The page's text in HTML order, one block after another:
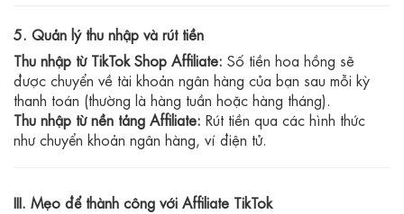
5. Quản lý thu nhập và rút tiền
Thu nhập từ TikTok Shop Affiliate: Số tiền hoa hồng sẽ
được chuyển về tài khoản ngân hàng của bạn sau mỗi kỳ
thanh toán (thường là hàng tuần hoặc hàng tháng).
Thu nhập từ nền tảng Affiliate: Rút tiền qua các hình thức
như chuyển khoản ngân hàng, ví điện tử.
III. Mẹo để thành công với Affiliate TikTok